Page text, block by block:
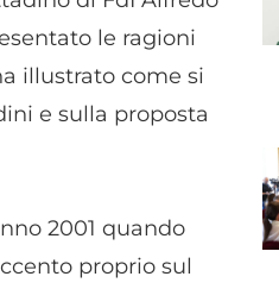
le ragioni
illustrato come si
e sulla proposta
2001 quando
proprio sul